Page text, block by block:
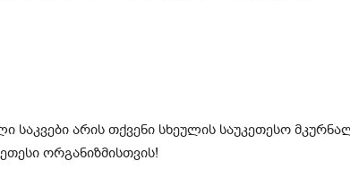
საკვები არის თქვენი სხეულის საუკეთესო
ორგანიზმისთვის!